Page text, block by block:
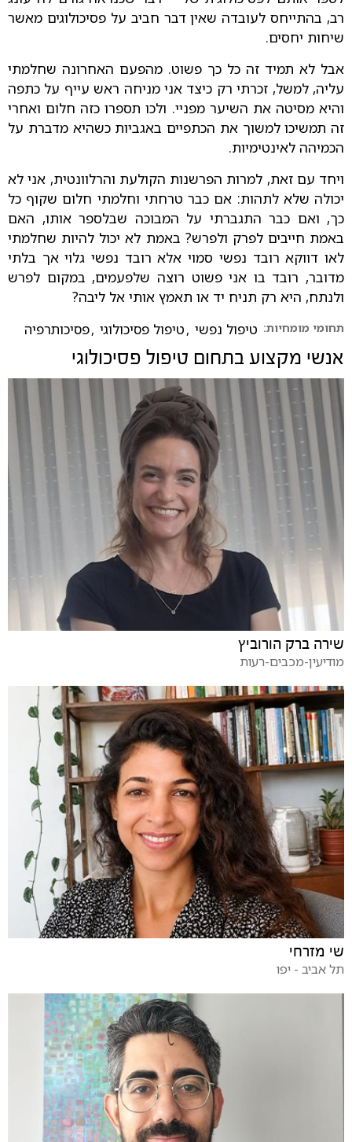
רב, בהתייחס לעובדה שאין דבר חביב על פסיכולוגים מאשר
שיחות יחסים.
אבל לא תמיד זה כל כך פשוט. מהפעם האחרונה שחלמתי
עליה, למשל, זכרתי רק כיצד אני מניחה ראש עייף על כתפה
והיא מסיטה את השיער מפניי. ולכו תספרו כזה חלום ואחרי
זה תמשיכו למשוך את הכתפיים באגביות כשהיא מדברת על
הכמיהה לאינטימיות.
ויחד עם זאת, למרות הפרשנות הקולעת והרלוונטית, אני לא
יכולה שלא לתהות: אם כבר טרחתי וחלמתי חלום שקוף כל
כך, ואם כבר התגברתי על המבוכה שבלספר אותו, האם
באמת חייבים לפרק ולפרש? באמת לא יכול להיות שחלמתי
לאו דווקא רובד נפשי סמוי אלא רובד נפשי גלוי אך בלתי
מדובר, רובד בו אני פשוט רוצה שלפעמים, במקום לפרש
ולנתח, היא רק תניח יד או תאמץ אותי אל ליבה?
תחומי מומחיות: טיפול נפשי ,טיפול פסיכולוגי ,פסיכותרפיה
אנשי מקצוע בתחום טיפול פסיכולוגי
שירה ברק הורוביץ
מודיעין-מכבים-רעות
שי מזרחי
תל אביב - יפו